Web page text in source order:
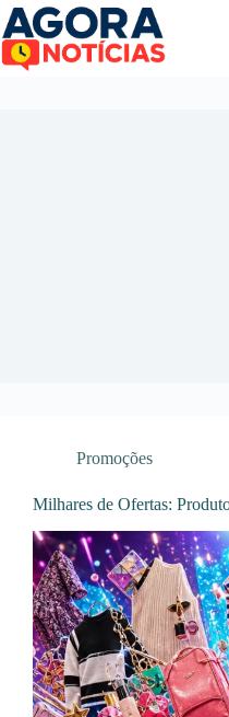
Pular
para
o
conteúdo
Promoções
Milhares de Ofertas: